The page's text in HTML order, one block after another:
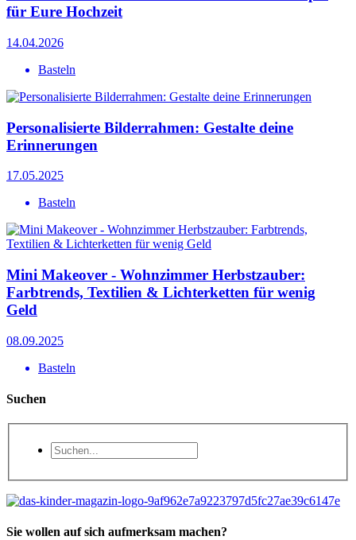
für Eure Hochzeit
14.04.2026
Basteln
Personalisierte Bilderrahmen: Gestalte deine
Erinnerungen
17.05.2025
Basteln
Mini Makeover - Wohnzimmer Herbstzauber:
Farbtrends, Textilien & Lichterketten für wenig
Geld
08.09.2025
Basteln
Suchen
Sie wollen auf sich aufmerksam machen?